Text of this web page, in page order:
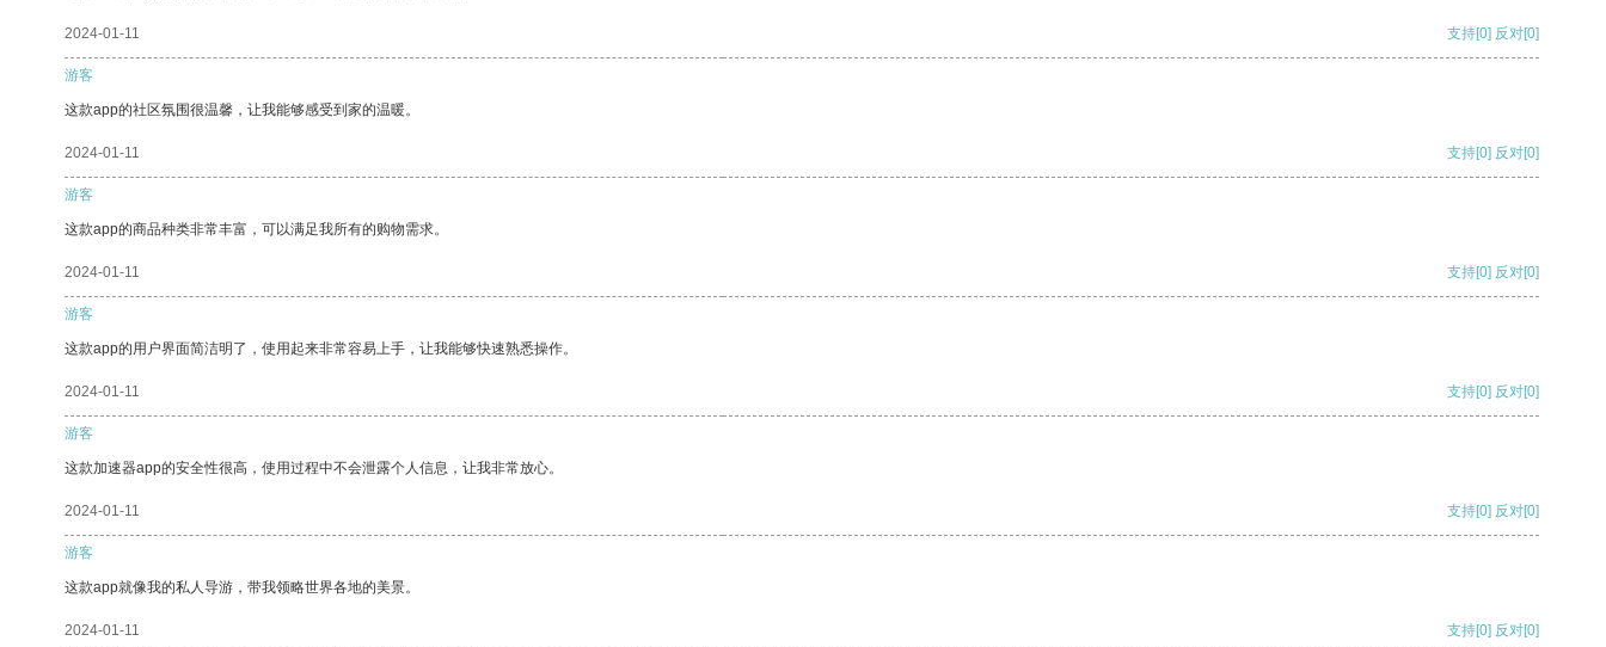
2024-01-11 支持[0] 反对[0]
游客
这款app的社区氛围很温馨，让我能够感受到家的温暖。
2024-01-11 支持[0] 反对[0]
游客
这款app的商品种类非常丰富，可以满足我所有的购物需求。
2024-01-11 支持[0] 反对[0]
游客
这款app的用户界面简洁明了，使用起来非常容易上手，让我能够快速熟悉操作。
2024-01-11 支持[0] 反对[0]
游客
这款加速器app的安全性很高，使用过程中不会泄露个人信息，让我非常放心。
2024-01-11 支持[0] 反对[0]
游客
这款app就像我的私人导游，带我领略世界各地的美景。
2024-01-11 支持[0] 反对[0]